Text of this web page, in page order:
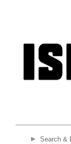
Search &